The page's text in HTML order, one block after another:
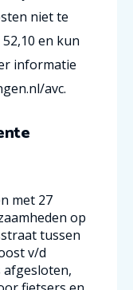
niet te
en kun
informatie
avc.
met 27
op
tussen
v/d
afgesloten,